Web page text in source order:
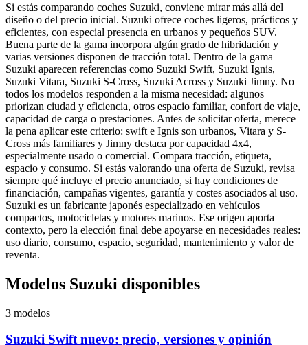
Si estás comparando coches Suzuki, conviene mirar más allá del
diseño o del precio inicial. Suzuki ofrece coches ligeros, prácticos y
eficientes, con especial presencia en urbanos y pequeños SUV.
Buena parte de la gama incorpora algún grado de hibridación y
varias versiones disponen de tracción total. Dentro de la gama
Suzuki aparecen referencias como Suzuki Swift, Suzuki Ignis,
Suzuki Vitara, Suzuki S-Cross, Suzuki Across y Suzuki Jimny. No
todos los modelos responden a la misma necesidad: algunos
priorizan ciudad y eficiencia, otros espacio familiar, confort de viaje,
capacidad de carga o prestaciones. Antes de solicitar oferta, merece
la pena aplicar este criterio: swift e Ignis son urbanos, Vitara y S-
Cross más familiares y Jimny destaca por capacidad 4x4,
especialmente usado o comercial. Compara tracción, etiqueta,
espacio y consumo. Si estás valorando una oferta de Suzuki, revisa
siempre qué incluye el precio anunciado, si hay condiciones de
financiación, campañas vigentes, garantía y costes asociados al uso.
Suzuki es un fabricante japonés especializado en vehículos
compactos, motocicletas y motores marinos. Ese origen aporta
contexto, pero la elección final debe apoyarse en necesidades reales:
uso diario, consumo, espacio, seguridad, mantenimiento y valor de
reventa.
Modelos Suzuki disponibles
3 modelos
Suzuki Swift nuevo: precio, versiones y opinión